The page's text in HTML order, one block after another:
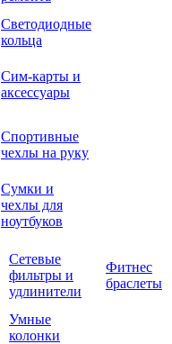
Светодиодные
кольца
Сим-карты и
аксессуары
Спортивные
чехлы на руку
Сумки и
чехлы для
ноутбуков
Сетевые
фильтры и
удлинители
Фитнес
браслеты
Умные
колонки